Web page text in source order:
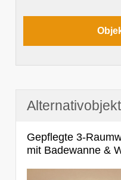
Gepflegte 3-
mit Badewanne &